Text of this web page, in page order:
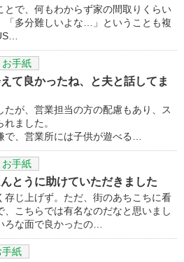
とで、何もわからず家の間取りくらい
「多分難しいよな…」ということも複
お手紙
て良かったね、と夫と話してま
が、営業担当の方の配慮もあり、ス
ました。
、営業所には子供が遊べる…
お手紙
とうに助けていただきました
存じ上げず。ただ、街のあちこちに看
こちらでは有名なのだなと思いまし
ろな面で良かったの…
手紙